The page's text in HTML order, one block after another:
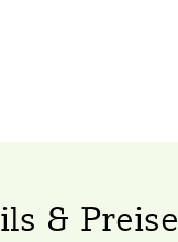
& Preise